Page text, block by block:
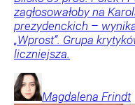
zagłosowałoby na
prezydenckich –
„Wprost”. Grupa
liczniejsza.
Magdalena Frindt